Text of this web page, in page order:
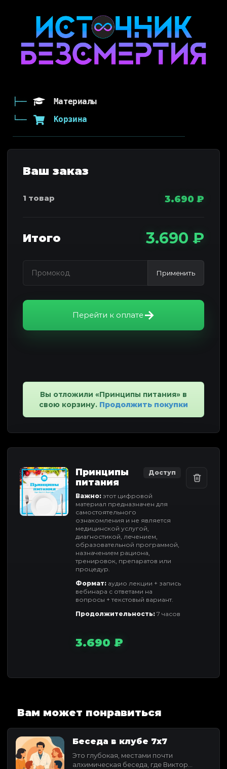
Материалы
Корзина
Доступ
Принципы
питания
Важно: этот цифровой
материал предназначен для
самостоятельного
ознакомления и не является
медицинской услугой,
диагностикой, лечением,
образовательной программой,
назначением рациона,
тренировок, препаратов или
процедур.
Формат: аудио лекции + запись
вебинара с ответами на
вопросы + текстовый вариант.
Продолжительность: 7 часов
3.690 ₽
3.690 ₽
Итого 3.690 ₽
Применить
Перейти к оплате
Вы отложили «Принципы питания» в
свою корзину. Продолжить покупки
Вам может понравиться
Беседа в клубе 7x7
Это глубокая, местами почти
алхимическая беседа, где Виктор